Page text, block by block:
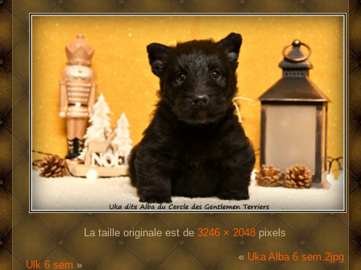
La taille originale est de 3246 × 2048 pixels
Ulk 6 sem »
« Uka Alba 6 sem.2jpg